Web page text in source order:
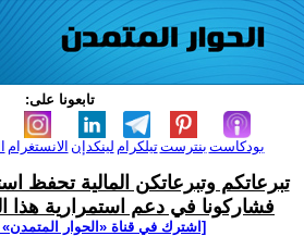
تابعونا على:
الانستغرام لينكدإن تيلكرامبنترست بودكاست
تبرعاتكم وتبرعاتكن المالية تحفظ
فشاركونا في دعم استمرارية هذا
[اشترك في قناة ‫«الحوار